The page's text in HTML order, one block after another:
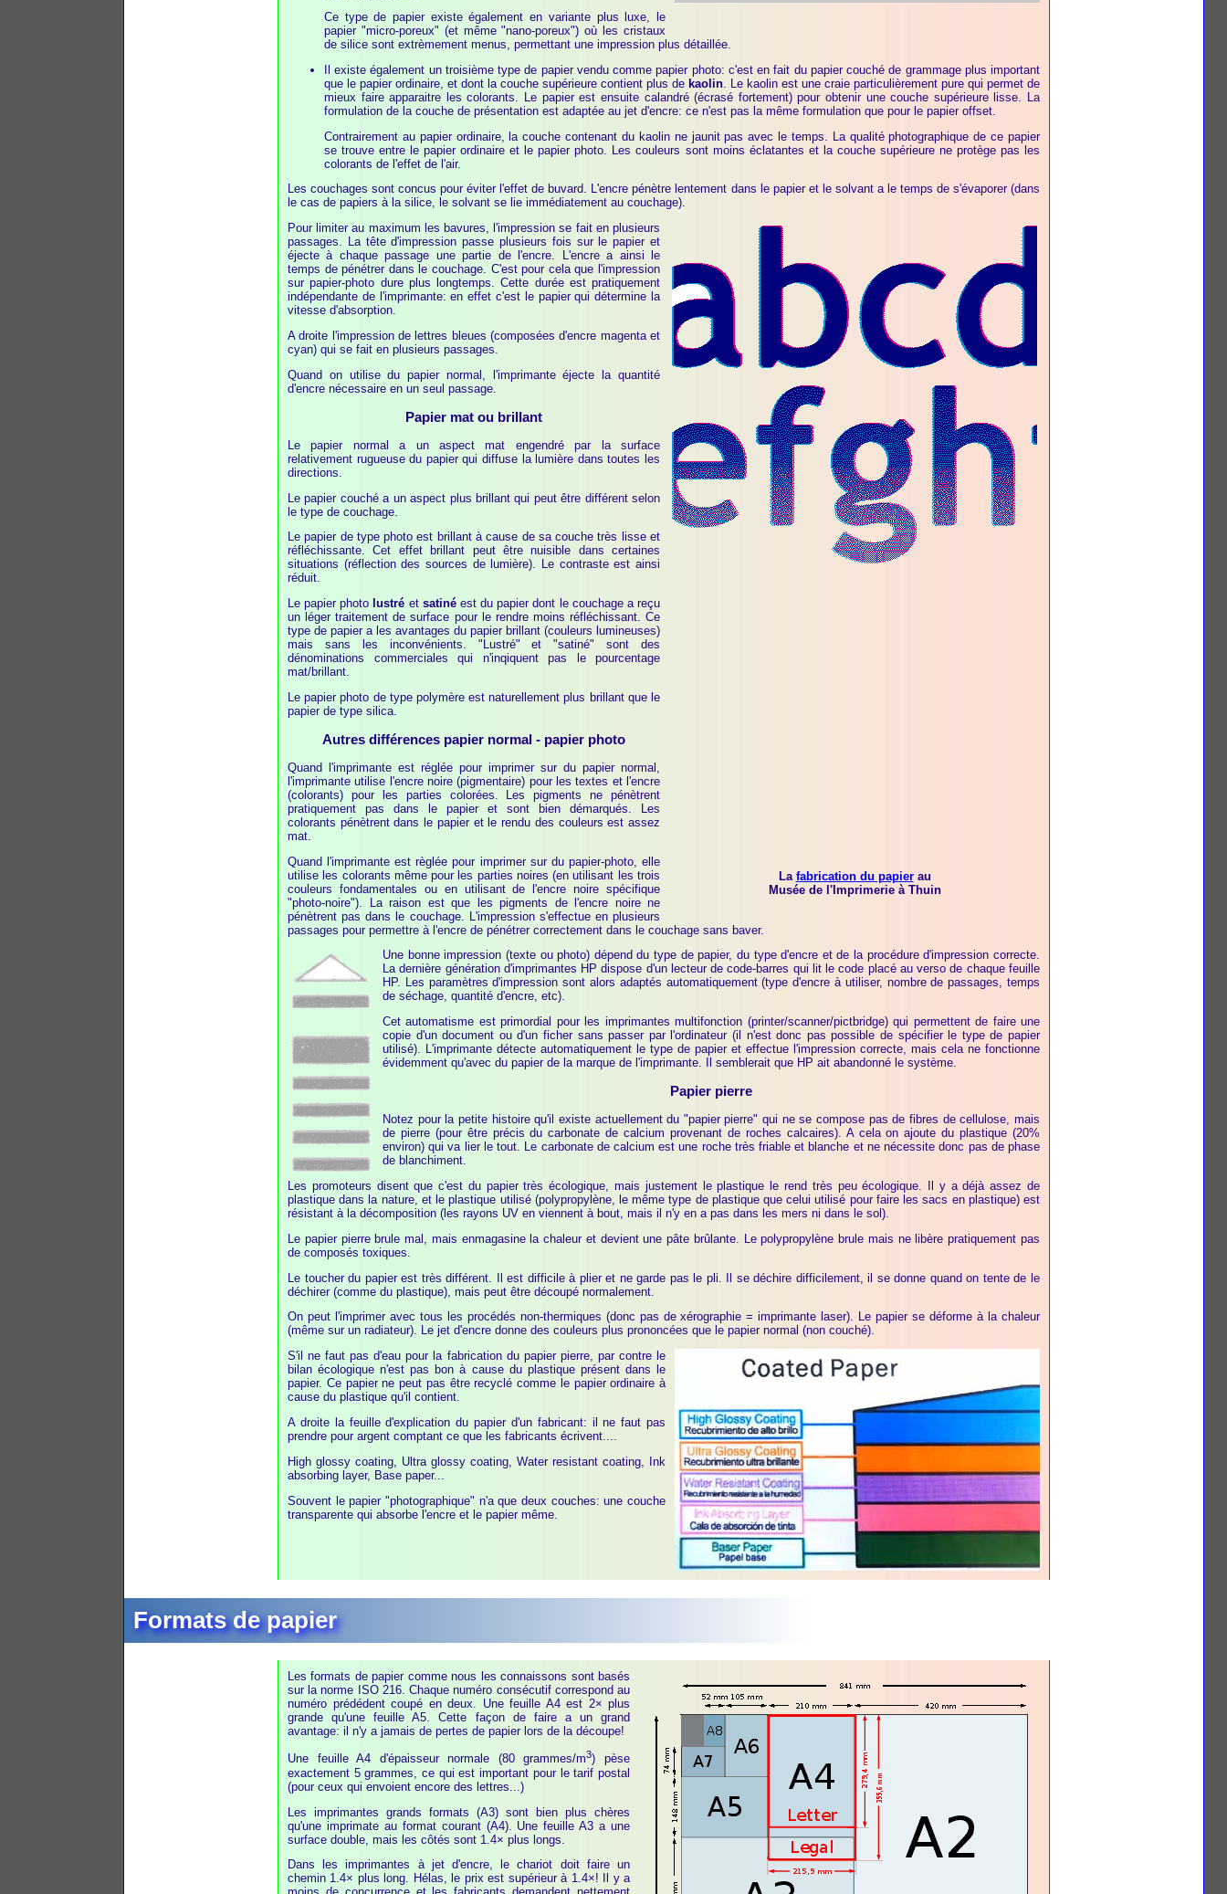
Ce type de papier existe également en variante plus luxe, le
papier "micro-poreux" (et même "nano-poreux") où les cristaux
de silice sont extrèmement menus, permettant une impression plus détaillée.
Il existe également un troisième type de papier vendu comme papier photo: c'est en fait du papier couché de grammage plus important
que le papier ordinaire, et dont la couche supérieure contient plus de kaolin . Le kaolin est une craie particulièrement pure qui permet de
mieux faire apparaitre les colorants. Le papier est ensuite calandré (écrasé fortement) pour obtenir une couche supérieure lisse. La
formulation de la couche de présentation est adaptée au jet d'encre: ce n'est pas la même formulation que pour le papier offset.
Contrairement au papier ordinaire, la couche contenant du kaolin ne jaunit pas avec le temps. La qualité photographique de ce papier
se trouve entre le papier ordinaire et le papier photo. Les couleurs sont moins éclatantes et la couche supérieure ne protège pas les
colorants de l'effet de l'air.
Les couchages sont concus pour éviter l'effet de buvard. L'encre pénètre lentement dans le papier et le solvant a le temps de s'évaporer (dans
le cas de papiers à la silice, le solvant se lie immédiatement au couchage).
La fabrication du papierau
Musée de l'Imprimerie à Thuin
Pour limiter au maximum les bavures, l'impression se fait en plusieurs
passages. La tête d'impression passe plusieurs fois sur le papier et
éjecte à chaque passage une partie de l'encre. L'encre a ainsi le
temps de pénétrer dans le couchage. C'est pour cela que l'impression
sur papier-photo dure plus longtemps. Cette durée est pratiquement
indépendante de l'imprimante: en effet c'est le papier qui détermine la
vitesse d'absorption.
A droite l'impression de lettres bleues (composées d'encre magenta et
cyan) qui se fait en plusieurs passages.
Quand on utilise du papier normal, l'imprimante éjecte la quantité
d'encre nécessaire en un seul passage.
Papier mat ou brillant
Le papier normal a un aspect mat engendré par la surface
relativement rugueuse du papier qui diffuse la lumière dans toutes les
directions.
Le papier couché a un aspect plus brillant qui peut être différent selon
le type de couchage.
Le papier de type photo est brillant à cause de sa couche très lisse et
réfléchissante. Cet effet brillant peut être nuisible dans certaines
situations (réflection des sources de lumière). Le contraste est ainsi
réduit.
Le papier photo lustré et satinéest du papier dont le couchage a reçu
un léger traitement de surface pour le rendre moins réfléchissant. Ce
type de papier a les avantages du papier brillant (couleurs lumineuses)
mais sans les inconvénients. "Lustré" et "satiné" sont des
dénominations commerciales qui n'inqiquent pas le pourcentage
mat/brillant.
Le papier photo de type polymère est naturellement plus brillant que le
papier de type silica.
Autres différences papier normal - papier photo
Quand l'imprimante est réglée pour imprimer sur du papier normal,
l'imprimante utilise l'encre noire (pigmentaire) pour les textes et l'encre
(colorants) pour les parties colorées. Les pigments ne pénètrent
pratiquement pas dans le papier et sont bien démarqués. Les
colorants pénètrent dans le papier et le rendu des couleurs est assez
mat.
Quand l'imprimante est règlée pour imprimer sur du papier-photo, elle
utilise les colorants même pour les parties noires (en utilisant les trois
couleurs fondamentales ou en utilisant de l'encre noire spécifique
"photo-noire"). La raison est que les pigments de l'encre noire ne
pénètrent pas dans le couchage. L'impression s'effectue en plusieurs
passages pour permettre à l'encre de pénétrer correctement dans le couchage sans baver.
Une bonne impression (texte ou photo) dépend du type de papier, du type d'encre et de la procédure d'impression correcte.
La dernière génération d'imprimantes HP dispose d'un lecteur de code-barres qui lit le code placé au verso de chaque feuille
HP. Les paramètres d'impression sont alors adaptés automatiquement (type d'encre à utiliser, nombre de passages, temps
de séchage, quantité d'encre, etc).
Cet automatisme est primordial pour les imprimantes multifonction (printer/scanner/pictbridge) qui permettent de faire une
copie d'un document ou d'un ficher sans passer par l'ordinateur (il n'est donc pas possible de spécifier le type de papier
utilisé). L'imprimante détecte automatiquement le type de papier et effectue l'impression correcte, mais cela ne fonctionne
évidemment qu'avec du papier de la marque de l'imprimante. Il semblerait que HP ait abandonné le système.
Papier pierre
Notez pour la petite histoire qu'il existe actuellement du "papier pierre" qui ne se compose pas de fibres de cellulose, mais
de pierre (pour être précis du carbonate de calcium provenant de roches calcaires). A cela on ajoute du plastique (20%
environ) qui va lier le tout. Le carbonate de calcium est une roche très friable et blanche et ne nécessite donc pas de phase
de blanchiment.
Les promoteurs disent que c'est du papier très écologique, mais justement le plastique le rend très peu écologique. Il y a déjà assez de
plastique dans la nature, et le plastique utilisé (polypropylène, le même type de plastique que celui utilisé pour faire les sacs en plastique) est
résistant à la décomposition (les rayons UV en viennent à bout, mais il n'y en a pas dans les mers ni dans le sol).
Le papier pierre brule mal, mais enmagasine la chaleur et devient une pâte brûlante. Le polypropylène brule mais ne libère pratiquement pas
de composés toxiques.
Le toucher du papier est très différent. Il est difficile à plier et ne garde pas le pli. Il se déchire difficilement, il se donne quand on tente de le
déchirer (comme du plastique), mais peut être découpé normalement.
On peut l'imprimer avec tous les procédés non-thermiques (donc pas de xérographie = imprimante laser). Le papier se déforme à la chaleur
(même sur un radiateur). Le jet d'encre donne des couleurs plus prononcées que le papier normal (non couché).
S'il ne faut pas d'eau pour la fabrication du papier pierre, par contre le
bilan écologique n'est pas bon à cause du plastique présent dans le
papier. Ce papier ne peut pas être recyclé comme le papier ordinaire à
cause du plastique qu'il contient.
A droite la feuille d'explication du papier d'un fabricant: il ne faut pas
prendre pour argent comptant ce que les fabricants écrivent....
High glossy coating, Ultra glossy coating, Water resistant coating, Ink
absorbing layer, Base paper...
Souvent le papier "photographique" n'a que deux couches: une couche
transparente qui absorbe l'encre et le papier même.
Formats de papier
Les formats de papier comme nous les connaissons sont basés
sur la norme ISO 216. Chaque numéro consécutif correspond au
numéro prédédent coupé en deux. Une feuille A4 est 2× plus
grande qu'une feuille A5. Cette façon de faire a un grand
avantage: il n'y a jamais de pertes de papier lors de la découpe!
Une feuille A4 d'épaisseur normale (80 grammes/m3) pèse
exactement 5 grammes, ce qui est important pour le tarif postal
(pour ceux qui envoient encore des lettres...)
Les imprimantes grands formats (A3) sont bien plus chères
qu'une imprimate au format courant (A4). Une feuille A3 a une
surface double, mais les côtés sont 1.4× plus longs.
Dans les imprimantes à jet d'encre, le chariot doit faire un
chemin 1.4× plus long. Hélas, le prix est supérieur à 1.4×! Il y a